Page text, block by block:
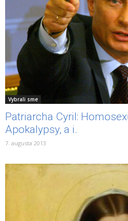
Vybrali sme
Patriarcha Cyril:
Apokalypsy, a i.
7. augusta 2013